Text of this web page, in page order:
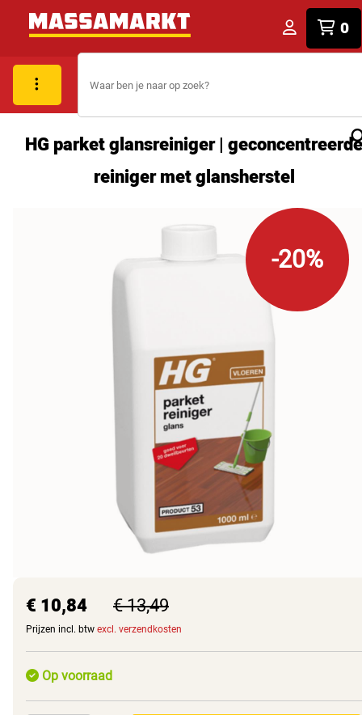
0
HG parket glansreiniger | geconcentreerde
reiniger met glansherstel
-20%
€ 10,84 € 13,49
Prijzen incl. btw excl. verzendkosten
Op voorraad